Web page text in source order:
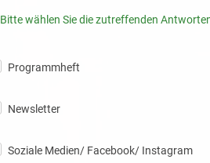
Bitte wählen Sie die zutreffenden
Programmheft
Newsletter
Soziale Medien/ Facebook/ Instagram